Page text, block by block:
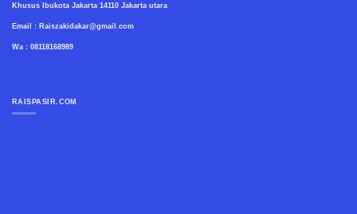
Khusus Ibukota Jakarta 14110 Jakarta utara
Email : Raiszakidakar@gmail.com
Wa : 08118168989
RAISPASIR.COM